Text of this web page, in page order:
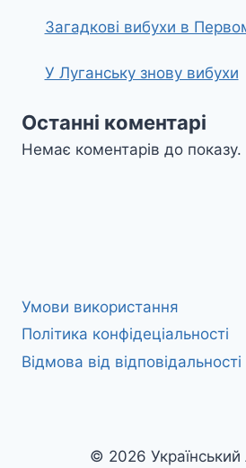
Загадкові вибухи в
У Луганську знову вибухи
Останні коментарі
Немає коментарів до показу.
Умови використання
Політика конфідеціальності
Відмова від відповідальності
© 2026 Український